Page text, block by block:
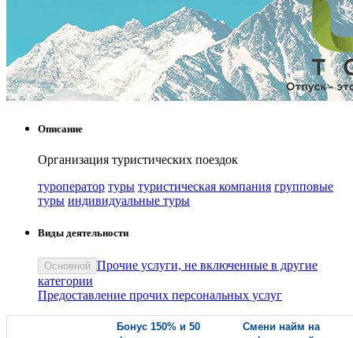
Описание
Организация туристических поездок
туроператор туры туристическая компания групповые
туры индивидуальные туры
Виды деятельности
Основной Прочие услуги, не включенные в другие
категории
Предоставление прочих персональных услуг
Бонус 150% и 50
Смени найм на